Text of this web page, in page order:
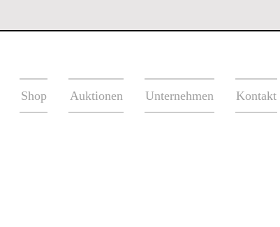
Shop Auktionen Unternehmen Kontakt